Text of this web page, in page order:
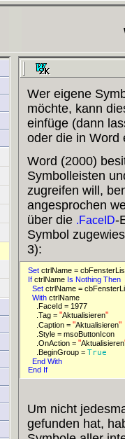
Wer eigene
möchte, kann
einfüge (dann
oder die in Word
Word (2000)
Symbolleisten
zugreifen will,
angesprochen
über die .FaceID-
Symbol
3):
Set ctrlName =
If ctrlName Is Nothing Then
Set ctrlName =
With ctrlName
    .FaceId = 1977
    .Tag =
"Aktualisieren"
    .Caption =
"Aktualisieren"
    .Style = msoButtonIcon
    .OnAction =
"Aktualisieren
    .BeginGroup =
True
End With
End If
Um nicht
gefunden hat,